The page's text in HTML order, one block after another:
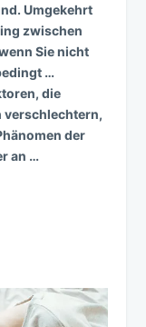
Umgekehrt
zwischen
Sie nicht
…
die
verschlechtern,
der
an …